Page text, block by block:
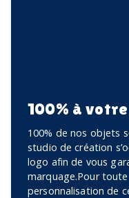
100% à
100% de nos objets
studio de création
logo afin de vous
marquage.Pour
personnalisation de